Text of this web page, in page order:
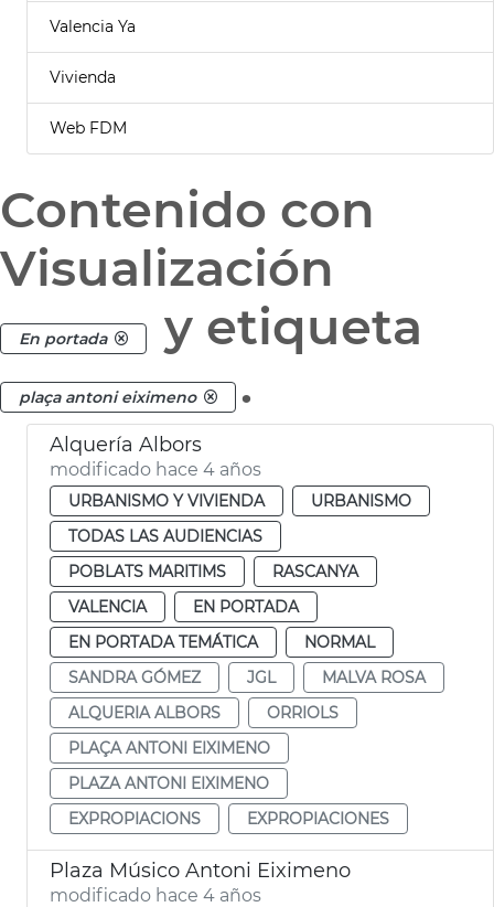
Valencia Ya
Vivienda
Web FDM
Contenido con
Visualización
En portada y etiqueta
plaça antoni eiximeno .
Alquería Albors
modificado hace 4 años
URBANISMO Y VIVIENDA
URBANISMO
TODAS LAS AUDIENCIAS
POBLATS MARITIMS
RASCANYA
VALENCIA
EN PORTADA
EN PORTADA TEMÁTICA
NORMAL
SANDRA GÓMEZ
JGL
MALVA ROSA
ALQUERIA ALBORS
ORRIOLS
PLAÇA ANTONI EIXIMENO
PLAZA ANTONI EIXIMENO
EXPROPIACIONS
EXPROPIACIONES
Plaza Músico Antoni Eiximeno
modificado hace 4 años